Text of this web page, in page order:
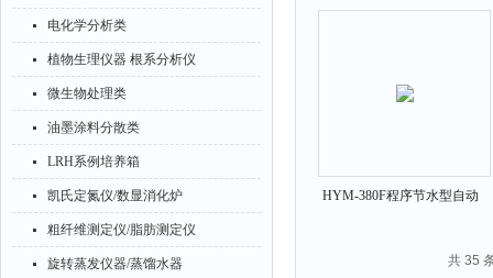
电化学分析类
植物生理仪器 根系分析仪
微生物处理类
油墨涂料分散类
LRH系例培养箱
凯氏定氮仪/数显消化炉
粗纤维测定仪/脂肪测定仪
旋转蒸发仪器/蒸馏水器
智能彩屏消化炉
HYM-380F程序节水型自动
共 35